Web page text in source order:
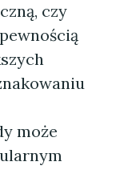
czy
może